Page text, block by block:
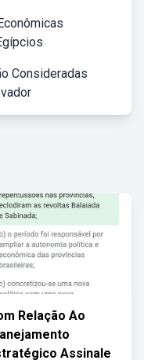
Consideradas
Relação Ao
Assinale